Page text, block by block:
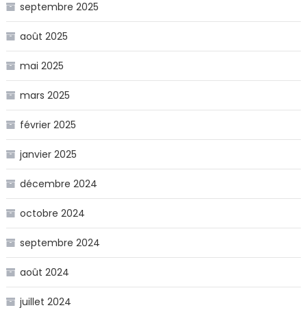
septembre 2025
août 2025
mai 2025
mars 2025
février 2025
janvier 2025
décembre 2024
octobre 2024
septembre 2024
août 2024
juillet 2024